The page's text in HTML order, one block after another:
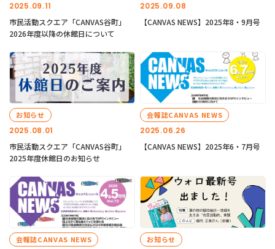
2025.09.11
市民活動スクエア「CANVAS谷町」
2026年度以降の休館日について
2025.09.08
【CANVAS NEWS】2025年8・9月号
2025.08.01
お知らせ
市民活動スクエア「CANVAS谷町」
2025年度休館日のお知らせ
2025.06.26
会報誌CANVAS NEWS
【CANVAS NEWS】2025年6・7月号
会報誌CANVAS NEWS お知らせ